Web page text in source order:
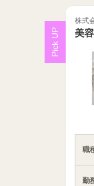
株式
美
職
勤